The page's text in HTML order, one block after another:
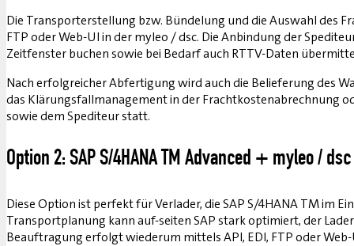
Die Transporterstellung bzw. Bündelung und die Auswahl des
FTP oder Web-UI in der myleo / dsc. Die Anbindung der
Zeitfenster buchen sowie bei Bedarf auch RTTV-Daten
Nach erfolgreicher Abfertigung wird auch die Belieferung des
das Klärungsfallmanagement in der Frachtkostenabrechnung
sowie dem Spediteur statt.
Option 2: SAP S/4HANA TM Advanced + myleo / dsc
Diese Option ist perfekt für Verlader, die SAP S/4HANA TM im
Transportplanung kann auf-seiten SAP stark optimiert, der
Beauftragung erfolgt wiederum mittels API, EDI, FTP oder